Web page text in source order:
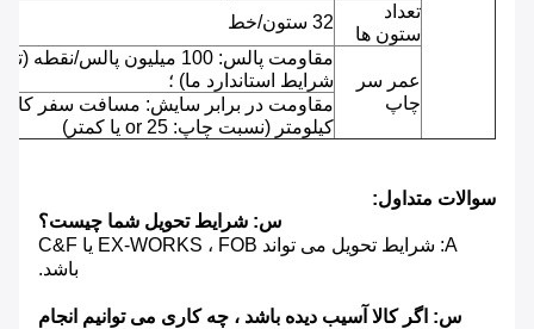
تعداد
ستون ها
32 ستون/خط
عمر سر
چاپ
مقاومت پالس: 100 میلیون پالس/نقطه
شرایط استاندارد ما) ؛
کیلومتر (نسبت چاپ: 25 or یا کمتر)
سوالات متداول:
س: شرایط تحویل شما چیست؟
A: شرایط تحویل می تواند EX-WORKS ، FOB یا C&F
باشد.
س: اگر کالا آسیب دیده باشد ، چه کاری می توانیم انجام